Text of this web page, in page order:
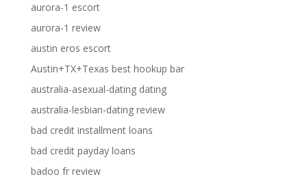
aurora-1 escort
aurora-1 review
austin eros escort
Austin+TX+Texas best hookup bar
australia-asexual-dating dating
australia-lesbian-dating review
bad credit installment loans
bad credit payday loans
badoo fr review